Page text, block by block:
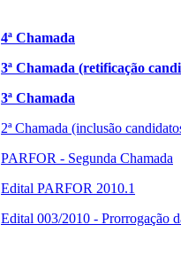
4ª Chamada
3ª Chamada (retificação
3ª Chamada
2ª Chamada (inclusão
PARFOR - Segunda Chamada
Edital PARFOR 2010.1
Edital 003/2010 - Prorrogação